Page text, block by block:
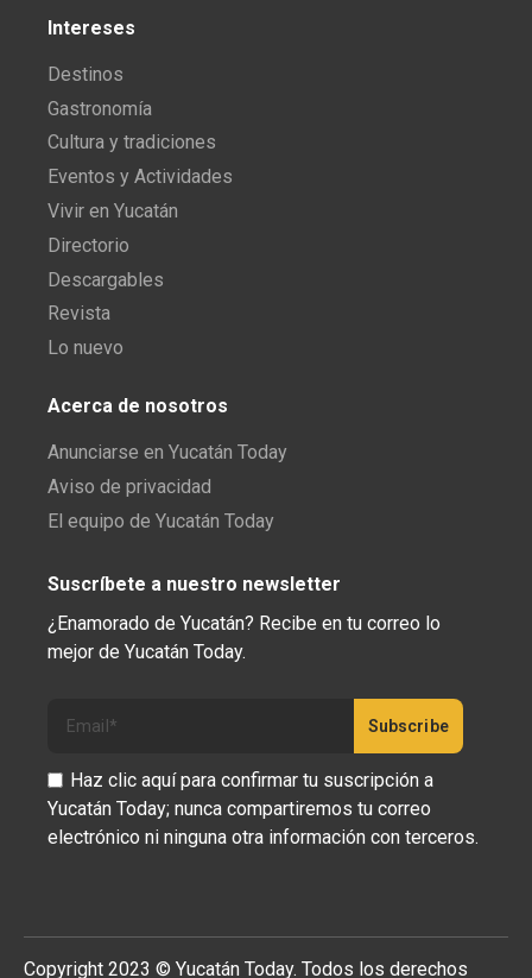
Intereses
Destinos
Gastronomía
Cultura y tradiciones
Eventos y Actividades
Vivir en Yucatán
Directorio
Descargables
Revista
Lo nuevo
Acerca de nosotros
Anunciarse en Yucatán Today
Aviso de privacidad
El equipo de Yucatán Today
Suscríbete a nuestro newsletter
¿Enamorado de Yucatán? Recibe en tu correo lo
mejor de Yucatán Today.
Haz clic aquí para confirmar tu suscripción a
Yucatán Today; nunca compartiremos tu correo
electrónico ni ninguna otra información con terceros.
Copyright 2023 © Yucatán Today. Todos los derechos